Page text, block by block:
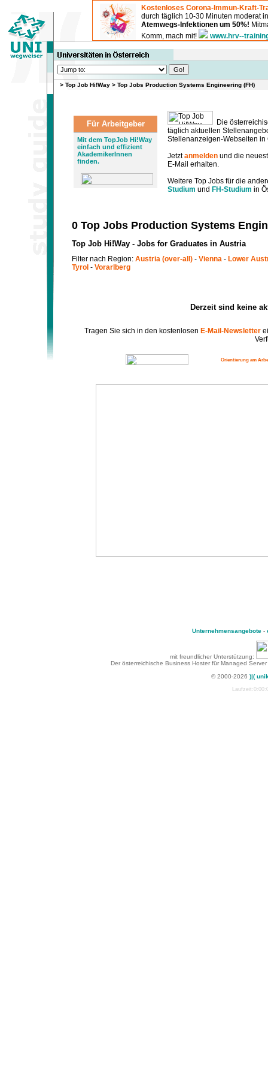
Kostenloses Corona-Immun-Kraft-
durch täglich 10-30 Minuten moderat
Atemwegs-Infektionen um 50%!
Komm, mach mit!
www.hrv--
> Top Job Hi!Way > Top Jobs Production Systems Engineering (FH)
Für Arbeitgeber
Mit dem TopJob Hi!Way
einfach und effizient
AkademikerInnen
finden.
Die
täglich aktuellen
Stellenanzeigen-Webseiten in
Jetztanmelden und die
E-Mail erhalten.
Weitere Top Jobs für die
Studium und FH-Studium in
0 Top Jobs Production Systems
Top Job Hi!Way - Jobs for Graduates in Austria
Filter nach Region: Austria (over-all) - Vienna - Lower
Tyrol - Vorarlberg
Derzeit sind keine
Tragen Sie sich in den kostenlosen E-Mail-Newsletter
Orientierung am
Unternehmensangebote-
mit freundlicher Unterstützung:
Der österreichische Business Hoster für Managed
© 2000-2026 )|(